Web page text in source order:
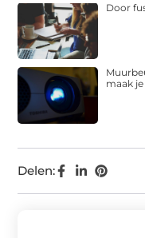
Delen:
Door
maak